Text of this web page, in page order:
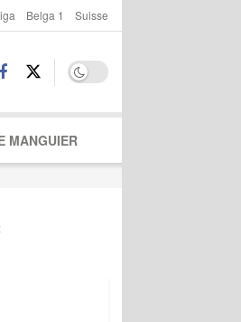
Belga 1 Suisse
MANGUIER